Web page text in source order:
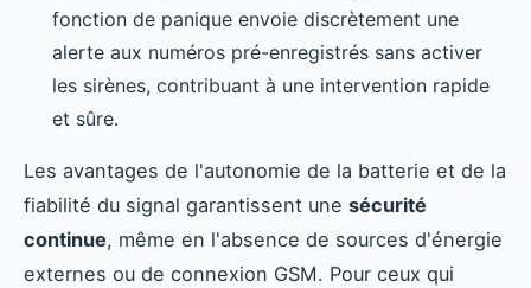
fonction de panique envoie discrètement une
alerte aux numéros pré-enregistrés sans activer
les sirènes, contribuant à une intervention rapide
et sûre.
Les avantages de l'autonomie de la batterie et de la
fiabilité du signal garantissent une sécurité
continue, même en l'absence de sources d'énergie
externes ou de connexion GSM. Pour ceux qui